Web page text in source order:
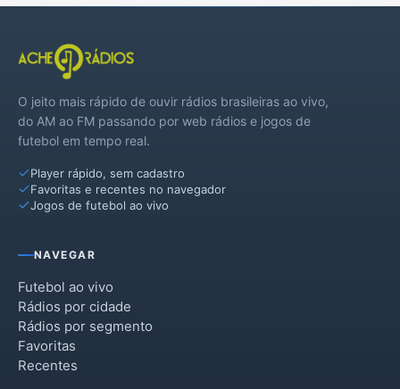
O jeito mais rápido de ouvir rádios brasileiras ao vivo,
do AM ao FM passando por web rádios e jogos de
futebol em tempo real.
Player rápido, sem cadastro
Favoritas e recentes no navegador
Jogos de futebol ao vivo
NAVEGAR
Futebol ao vivo
Rádios por cidade
Rádios por segmento
Favoritas
Recentes